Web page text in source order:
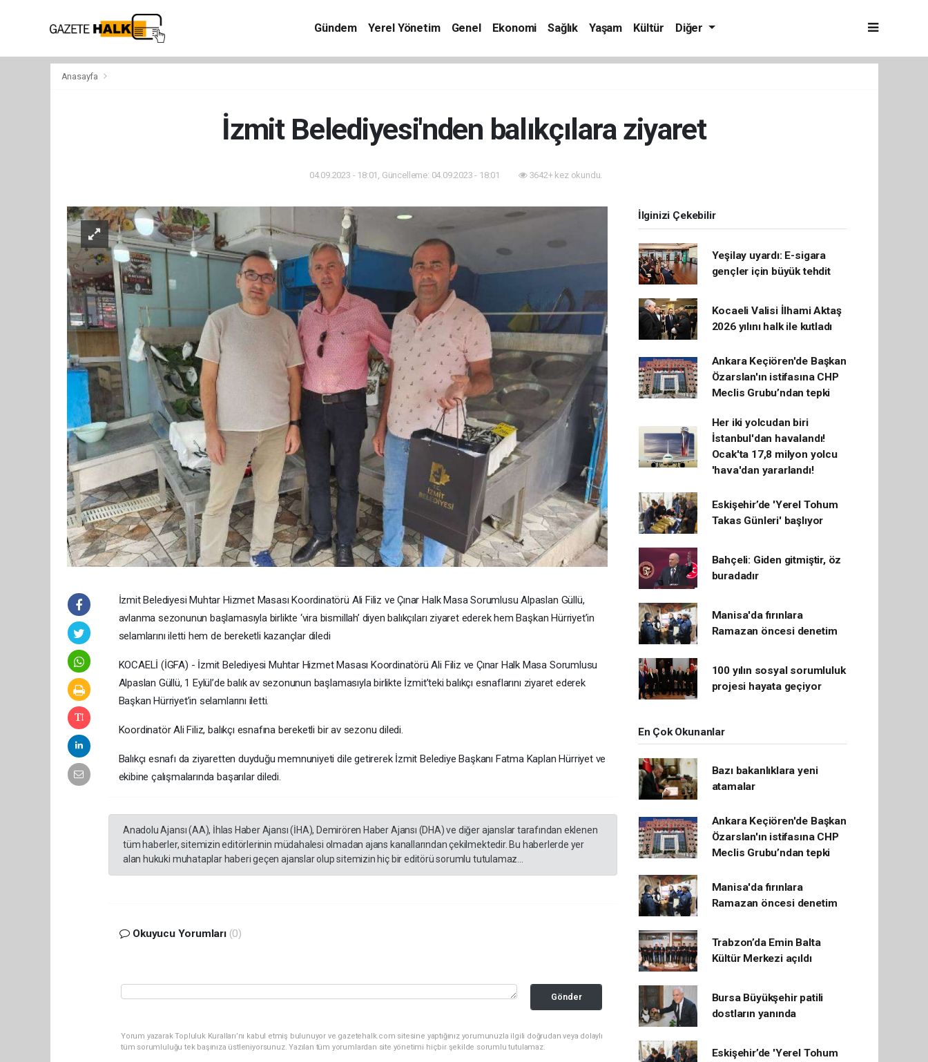
Gündem Yerel Yönetim Genel Ekonomi Sağlık Yaşam Kültür Diğer
Anasayfa
İzmit Belediyesi'nden balıkçılara ziyaret
04.09.2023 - 18:01, Güncelleme: 04.09.2023 - 18:01 3642+ kez okundu.
İzmit Belediyesi Muhtar Hizmet Masası Koordinatörü Ali Filiz ve Çınar Halk Masa Sorumlusu Alpaslan Güllü,
avlanma sezonunun başlamasıyla birlikte ‘vira bismillah’ diyen balıkçıları ziyaret ederek hem Başkan Hürriyet’in
selamlarını iletti hem de bereketli kazançlar diledi
KOCAELİ (İGFA) - İzmit Belediyesi Muhtar Hizmet Masası Koordinatörü Ali Filiz ve Çınar Halk Masa Sorumlusu
Alpaslan Güllü, 1 Eylül’de balık av sezonunun başlamasıyla birlikte İzmit’teki balıkçı esnaflarını ziyaret ederek
Başkan Hürriyet’in selamlarını iletti.
Koordinatör Ali Filiz, balıkçı esnafına bereketli bir av sezonu diledi.
Balıkçı esnafı da ziyaretten duyduğu memnuniyeti dile getirerek İzmit Belediye Başkanı Fatma Kaplan Hürriyet ve
ekibine çalışmalarında başarılar diledi.
Anadolu Ajansı (AA), İhlas Haber Ajansı (İHA), Demirören Haber Ajansı (DHA) ve diğer ajanslar tarafından eklenen
tüm haberler, sitemizin editörlerinin müdahalesi olmadan ajans kanallarından çekilmektedir. Bu haberlerde yer
alan hukuki muhataplar haberi geçen ajanslar olup sitemizin hiç bir editörü sorumlu tutulamaz...
Okuyucu Yorumları (0)
Gönder
Yorum yazarak Topluluk Kuralları’nı kabul etmiş bulunuyor ve gazetehalk.com sitesine yaptığınız yorumunuzla ilgili doğrudan veya dolaylı
tüm sorumluluğu tek başınıza üstleniyorsunuz. Yazılan tüm yorumlardan site yönetimi hiçbir şekilde sorumlu tutulamaz.
İlginizi Çekebilir
Yeşilay uyardı: E-sigara
gençler için büyük tehdit
Kocaeli Valisi İlhami Aktaş
2026 yılını halk ile kutladı
Ankara Keçiören'de Başkan
Özarslan'ın istifasına CHP
Meclis Grubu’ndan tepki
Her iki yolcudan biri
İstanbul'dan havalandı!
Ocak'ta 17,8 milyon yolcu
'hava'dan yararlandı!
Eskişehir’de 'Yerel Tohum
Takas Günleri' başlıyor
Bahçeli: Giden gitmiştir, öz
buradadır
Manisa'da fırınlara
Ramazan öncesi denetim
100 yılın sosyal sorumluluk
projesi hayata geçiyor
En Çok Okunanlar
Bazı bakanlıklara yeni
atamalar
Ankara Keçiören'de Başkan
Özarslan'ın istifasına CHP
Meclis Grubu’ndan tepki
Manisa'da fırınlara
Ramazan öncesi denetim
Trabzon’da Emin Balta
Kültür Merkezi açıldı
Bursa Büyükşehir patili
dostların yanında
Eskişehir’de 'Yerel Tohum